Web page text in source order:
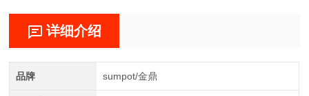
详细介绍
品牌 sumpot/金鼎